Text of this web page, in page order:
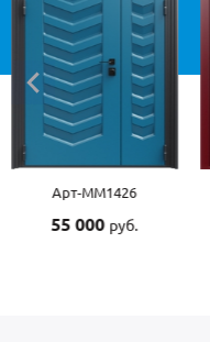
Арт-ММ1426
55 000 руб.